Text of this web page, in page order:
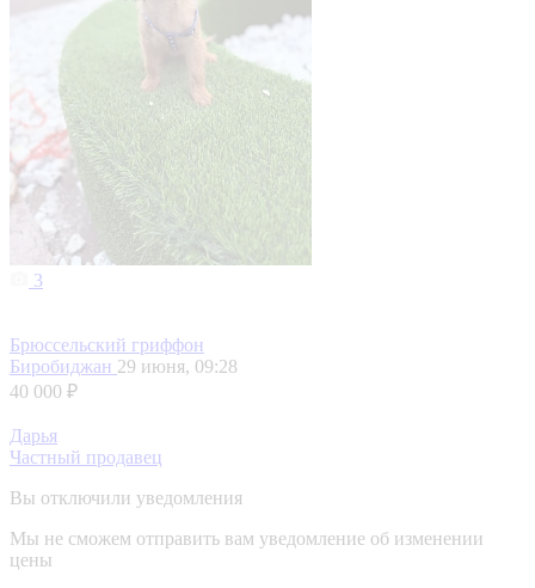
3
Брюссельский гриффон
Биробиджан 29 июня, 09:28
40 000 ₽
Дарья
Частный продавец
Вы отключили уведомления
Мы не сможем отправить вам уведомление об изменении
цены